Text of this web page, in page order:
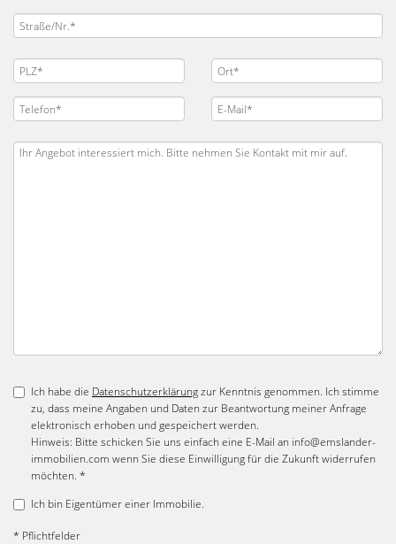
Ich habe die Datenschutzerklärungzur Kenntnis genommen. Ich stimme
zu, dass meine Angaben und Daten zur Beantwortung meiner Anfrage
elektronisch erhoben und gespeichert werden.
Hinweis: Bitte schicken Sie uns einfach eine E-Mail an info@emslander-
immobilien.com wenn Sie diese Einwilligung für die Zukunft widerrufen
möchten. *
Ich bin Eigentümer einer Immobilie.
* Pflichtfelder